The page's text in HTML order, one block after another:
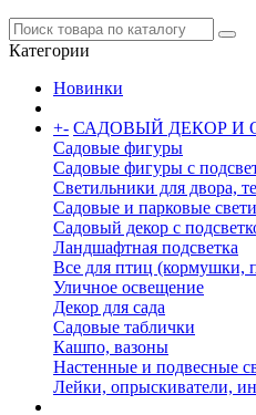
Категории
Новинки
+- САДОВЫЙ ДЕКОР И
Садовые фигуры
Садовые фигуры с
Светильники для двора,
Садовые и парковые
Садовый декор с
Ландшафтная подсветка
Все для птиц (кормушки,
Уличное освещение
Декор для сада
Садовые таблички
Кашпо, вазоны
Настенные и подвесные
Лейки, опрыскиватели,